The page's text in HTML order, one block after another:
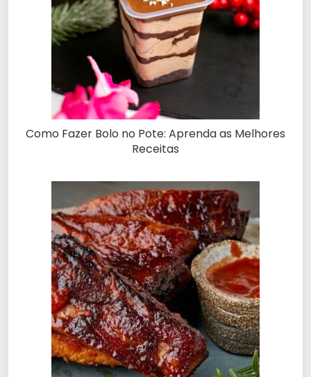
Como Fazer Bolo no Pote: Aprenda as Melhores
Receitas